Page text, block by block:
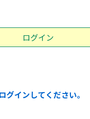
インしてください。